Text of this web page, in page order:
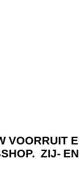
VOORRUIT
ZIJ-